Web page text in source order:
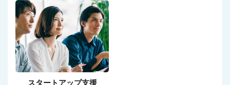
スタートアップ支援